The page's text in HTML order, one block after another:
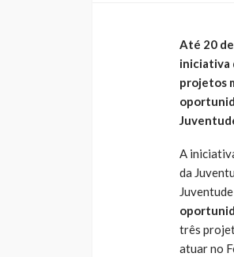
Até 20
iniciativa
projetos
A
da
três
atuar no